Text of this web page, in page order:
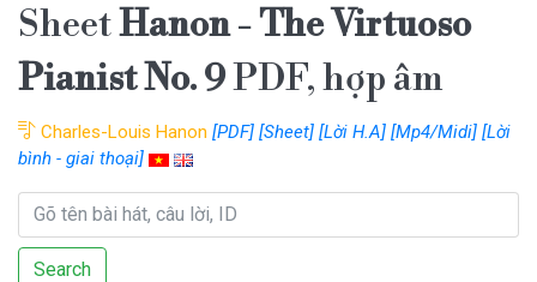
SheetHanon - The Virtuoso
Pianist No. 9PDF, hợp âm
Charles-Louis Hanon [PDF] [Sheet] [Lời H.A] [Mp4/Midi] [Lời
bình - giai thoại]
Search